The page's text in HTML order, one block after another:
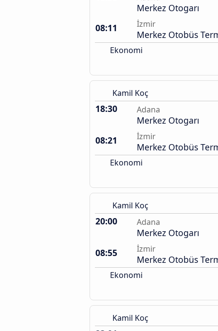
Merkez Otogarı
08:11
İzmir
Merkez Otobüs
Ekonomi
Kamil Koç
18:30 Adana
Merkez Otogarı
08:21
İzmir
Merkez Otobüs
Ekonomi
Kamil Koç
20:00 Adana
Merkez Otogarı
08:55
İzmir
Merkez Otobüs
Ekonomi
Kamil Koç